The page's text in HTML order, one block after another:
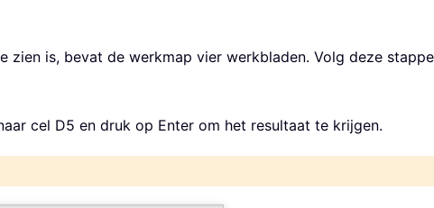
zien is, bevat de werkmap vier werkbladen. Volg deze
cel D5 en druk op Enter om het resultaat te krijgen.